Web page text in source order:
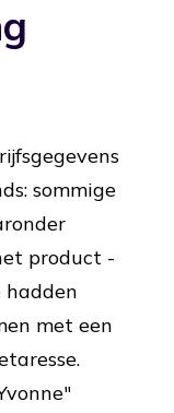
sommige
product -
met een